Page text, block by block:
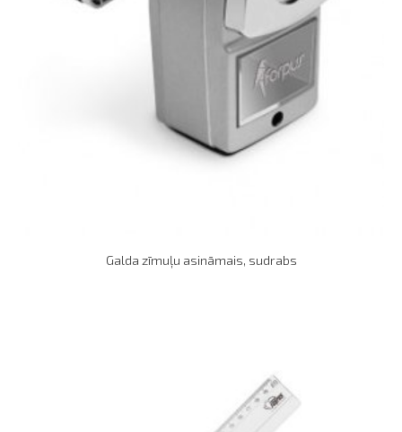
Galda zīmuļu asināmais, sudrabs